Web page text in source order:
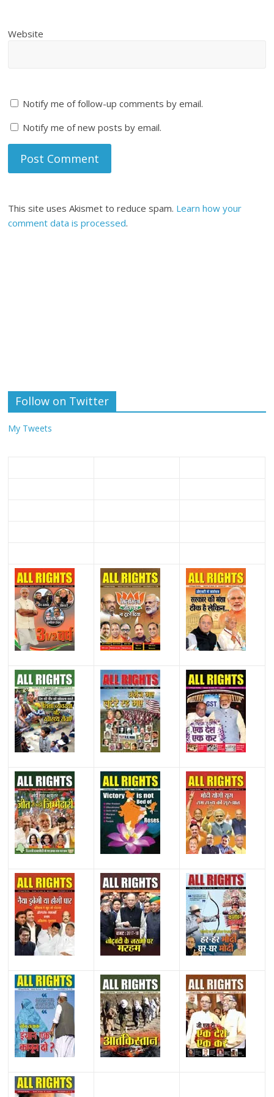
Website
Notify me of follow-up comments by email.
Notify me of new posts by email.
This site uses Akismet to reduce spam. Learn how your
comment data is processed.
Follow on Twitter
My Tweets